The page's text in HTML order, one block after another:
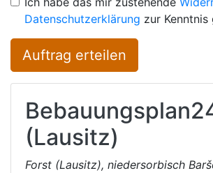
Datenschutzerklärung zur Kenntnis
Auftrag erteilen
(Lausitz)
Forst (Lausitz), niedersorbisch